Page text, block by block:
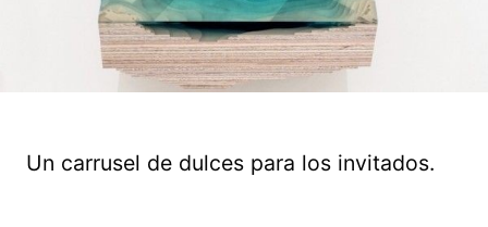
Un carrusel de dulces para los invitados.